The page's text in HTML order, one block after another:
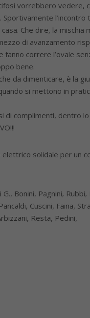
vorrebbero vedere,
l’incontro
Che dire, la mischia
di avanzamento
correre l’ovale
bene.
da dimenticare, è la
si mettono in
di complimenti, dentro
solidale per un
Bonini, Pagnini,
Cuscini, Faina,
Resta, Pedini,